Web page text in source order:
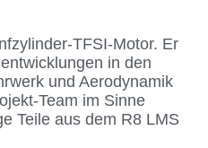
TFSI-Motor. Er
in den
und Aerodynamik
Team im Sinne
Teile aus dem R8 LMS